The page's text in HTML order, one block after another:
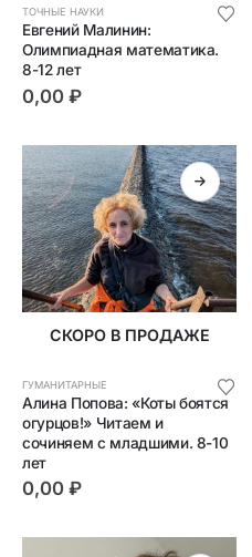
ТОЧНЫЕ НАУКИ
Евгений Малинин:
Олимпиадная математика.
8-12 лет
0,00 ₽
СКОРО В ПРОДАЖЕ
ГУМАНИТАРНЫЕ
Алина Попова: «Коты боятся
огурцов!» Читаем и
сочиняем с младшими. 8-10
лет
0,00 ₽